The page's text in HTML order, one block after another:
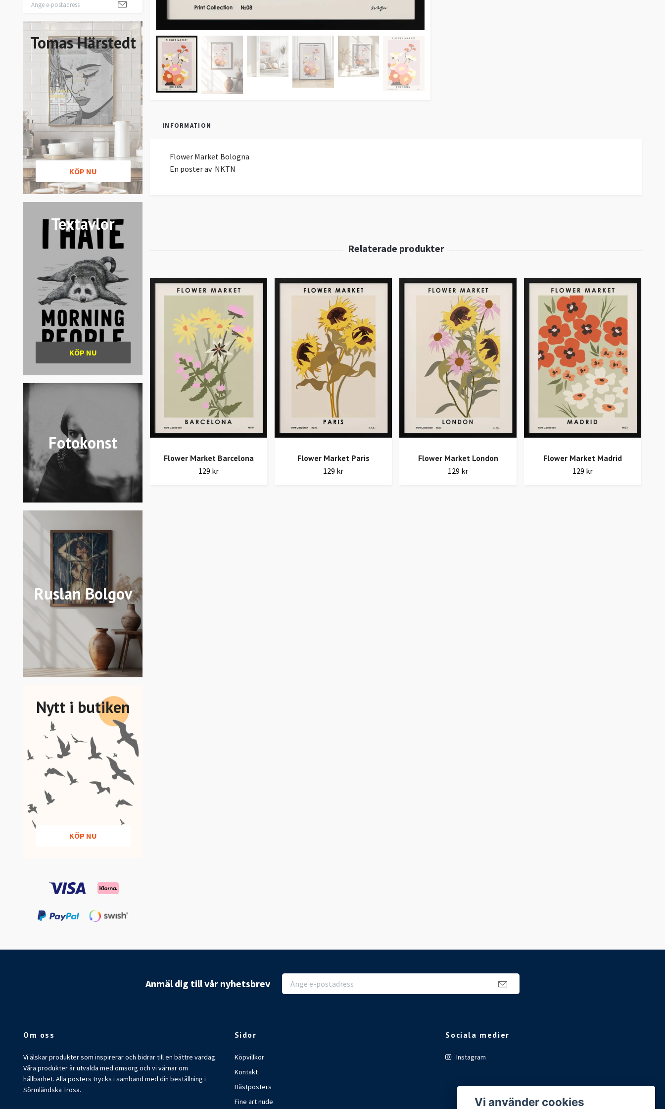
Tomas Härstedt
KÖP NU
Textavlor
KÖP NU
Fotokonst
Ruslan Bolgov
Nytt i butiken
KÖP NU
INFORMATION
Flower Market Bologna
En poster av NKTN
Flower Market Barcelona
129 kr
Flower Market Paris
129 kr
Flower Market London
129 kr
Flower Market Madrid
129 kr
Anmäl dig till vår nyhetsbrev
Om oss
Vi älskar produkter som inspirerar och bidrar till en bättre vardag.
Våra produkter är utvalda med omsorg och vi värnar om
hållbarhet. Alla posters trycks i samband med din beställning i
Sörmländska Trosa.
Sidor
Köpvillkor
Kontakt
Hästposters
Fine art nude
Sociala medier
Instagram
Vi använder cookies